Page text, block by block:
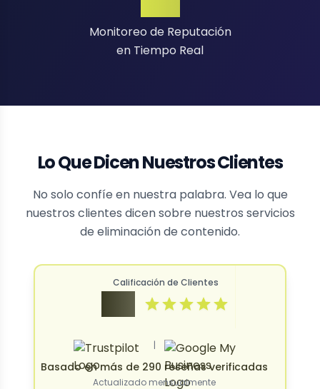
Monitoreo de Reputación
en Tiempo Real
Lo Que Dicen Nuestros Clientes
No solo confíe en nuestra palabra. Vea lo que
nuestros clientes dicen sobre nuestros servicios
de eliminación de contenido.
Calificación de Clientes
|
Basado en más de 290 reseñas verificadas
Actualizado mensualmente